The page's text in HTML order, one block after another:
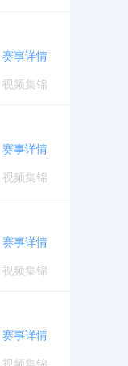
赛事详情
视频集锦
赛事详情
视频集锦
赛事详情
视频集锦
赛事详情
视频集锦